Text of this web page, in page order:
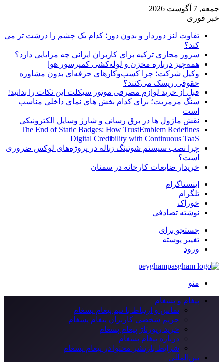
جمعه, 7 آگوست 2026
خبر فوری
تفاوت لنز دوردار و بدون دور؛ کدام یک چشم را درشت تر می
کند؟
سرور مجازی ترکیه برای کاربران ایرانی چه مزایایی دارد؟
همه‌چیز درباره مخزن و لوله‌کشی کمپرسور هوا
وکیل شرکت؛ چرا کسب‌وکارهای حرفه‌ای بدون مشاوره
حقوقی ریسک می‌کنند؟
قبل از خرید لوازم مصرفی موتور سیکلت این نکات را بدانید!
سنگ مرمریت؛ برای کدام بخش های نمای داخلی مناسب
است
نقش ماژول ها در برق رسانی و شارژ وسایل الکترونیکی
The End of Static Badges: How TrustEmblem Redefines
Digital Credibility with Continuous TaaS
چرا نصب سیستم شوتینگ زباله در پروژه‌های لوکس ضروری
است؟
خریدار ضایعات کارخانه در سمنان
اینستاگرام
تلگرام
خوراک
نوشته تصادفی
جستجو برای
تغییر پوسته
ورود
منو
پیغام و پسغام
تماس و ارتباط با تیم پیغام پسغام
حریم شخصی کاربران پیغام پسغام
خرید رپورتاژ پیغام پسغام
درباره پیغام پسغام
شرایط بازنشر محتوا در پیغام پسغام
بین‌المللی